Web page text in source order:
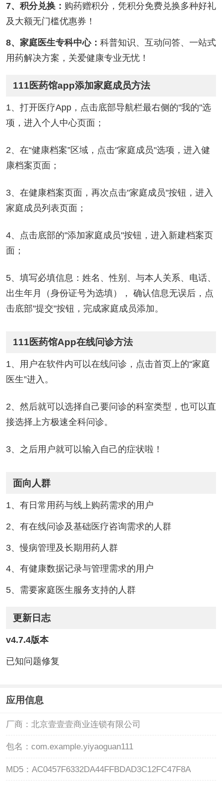
7、积分兑换： 购药赠积分，凭积分免费兑换多种好礼
及大额无门槛优惠券！
8、家庭医生专科中心： 科普知识、互动问答、一站式
用药解决方案，关爱健康专业无忧！
111医药馆app添加家庭成员方法
1、打开医疗App，点击底部导航栏最右侧的"我的"选
项，进入个人中心页面；
2、在“健康档案”区域，点击"家庭成员"选项，进入健
康档案页面；
3、在健康档案页面，再次点击"家庭成员"按钮，进入
家庭成员列表页面；
4、点击底部的"添加家庭成员"按钮，进入新建档案页
面；
5、填写必填信息：姓名、性别、与本人关系、电话、
出生年月（身份证号为选填）， 确认信息无误后，点
击底部"提交"按钮，完成家庭成员添加。
111医药馆App在线问诊方法
1、用户在软件内可以在线问诊，点击首页上的“家庭
医生”进入。
2、然后就可以选择自己要问诊的科室类型，也可以直
接选择上方极速全科问诊。
3、之后用户就可以输入自己的症状啦！
面向人群
1、有日常用药与线上购药需求的用户
2、有在线问诊及基础医疗咨询需求的人群
3、慢病管理及长期用药人群
4、有健康数据记录与管理需求的用户
5、需要家庭医生服务支持的人群
更新日志
v4.7.4版本
已知问题修复
应用信息
厂商： 北京壹壹壹商业连锁有限公司
包名： com.example.yiyaoguan111
MD5： AC0457F6332DA44FFBDAD3C12FC47F8A